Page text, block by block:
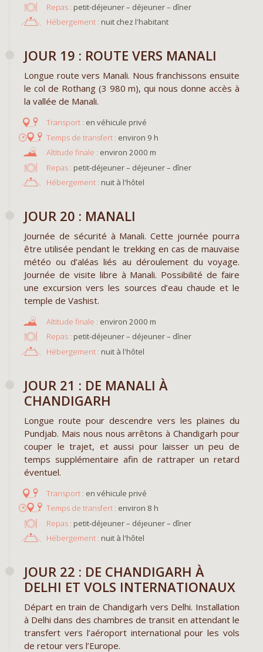
Repas : petit-déjeuner – déjeuner – dîner
Hébergement : nuit chez l'habitant
JOUR 19 : ROUTE VERS MANALI
Longue route vers Manali. Nous franchissons ensuite
le col de Rothang (3 980 m), qui nous donne accès à
la vallée de Manali.
en véhicule privé
environ 9 h
environ 2000 m
Repas : petit-déjeuner – déjeuner – dîner
Hébergement : nuit à l'hôtel
JOUR 20 : MANALI
Journée de sécurité à Manali. Cette journée pourra
être utilisée pendant le trekking en cas de mauvaise
météo ou d’aléas liés au déroulement du voyage.
Journée de visite libre à Manali. Possibilité de faire
une excursion vers les sources d’eau chaude et le
temple de Vashist.
environ 2000 m
Repas : petit-déjeuner – déjeuner – dîner
Hébergement : nuit à l'hôtel
JOUR 21 : DE MANALI À
CHANDIGARH
Longue route pour descendre vers les plaines du
Pundjab. Mais nous nous arrêtons à Chandigarh pour
couper le trajet, et aussi pour laisser un peu de
temps supplémentaire afin de rattraper un retard
éventuel.
en véhicule privé
environ 8 h
Repas : petit-déjeuner – déjeuner – dîner
Hébergement : nuit à l'hôtel
JOUR 22 : DE CHANDIGARH À
DELHI ET VOLS INTERNATIONAUX
Départ en train de Chandigarh vers Delhi. Installation
à Delhi dans des chambres de transit en attendant le
transfert vers l’aéroport international pour les vols
de retour vers l’Europe.